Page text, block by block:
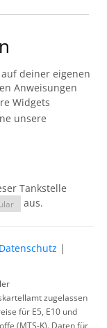
deiner eigenen
Anweisungen
Widgets
unsere
Tankstelle
aus.
Datenschutz |
zugelassen
für E5, E10 und
(MTS-K). Daten für